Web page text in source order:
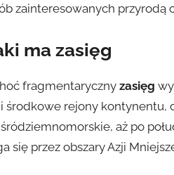
zainteresowanych przyrodą
ma zasięg
fragmentaryczny zasięg
środkowe rejony kontynentu,
śródziemnomorskie, aż po
się przez obszary Azji